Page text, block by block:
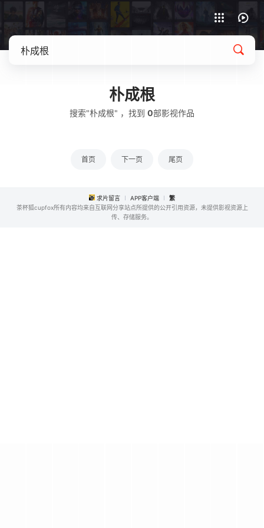
朴成根
搜索"朴成根" ，找到 0部影视作品
首页 下一页 尾页
求片留言 APP客户端
繁
茶杯狐cupfox所有内容均来自互联网分享站点所提供的公开引用资源，未提供影视资源上
传、存储服务。